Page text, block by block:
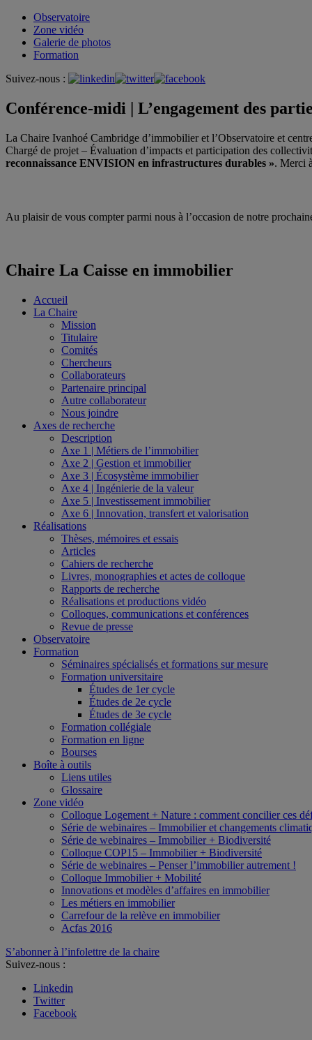
Observatoire
Zone vidéo
Galerie de photos
Formation
Suivez-nous :
Conférence-midi | L’engagement des
La Chaire Ivanhoé Cambridge d’immobilier et l’Observatoire et
Chargé de projet – Évaluation d’impacts et participation des
reconnaissance ENVISION en infrastructures durables ». Merci
Au plaisir de vous compter parmi nous à l’occasion de notre
Chaire La Caisse en immobilier
Accueil
La Chaire
Mission
Titulaire
Comités
Chercheurs
Collaborateurs
Partenaire principal
Autre collaborateur
Nous joindre
Axes de recherche
Description
Axe 1 | Métiers de l’immobilier
Axe 2 | Gestion et immobilier
Axe 3 | Écosystème immobilier
Axe 4 | Ingénierie de la valeur
Axe 5 | Investissement immobilier
Axe 6 | Innovation, transfert et valorisation
Réalisations
Thèses, mémoires et essais
Articles
Cahiers de recherche
Livres, monographies et actes de colloque
Rapports de recherche
Réalisations et productions vidéo
Colloques, communications et conférences
Revue de presse
Observatoire
Formation
Séminaires spécialisés et formations sur mesure
Formation universitaire
Études de 1er cycle
Études de 2e cycle
Études de 3e cycle
Formation collégiale
Formation en ligne
Bourses
Boîte à outils
Liens utiles
Glossaire
Zone vidéo
Colloque Logement + Nature : comment concilier ces
Série de webinaires – Immobilier et changements
Série de webinaires – Immobilier + Biodiversité
Colloque COP15 – Immobilier + Biodiversité
Série de webinaires – Penser l’immobilier autrement !
Colloque Immobilier + Mobilité
Innovations et modèles d’affaires en immobilier
Les métiers en immobilier
Carrefour de la relève en immobilier
Acfas 2016
S’abonner à l’infolettre de la chaire
Suivez-nous :
Linkedin
Twitter
Facebook